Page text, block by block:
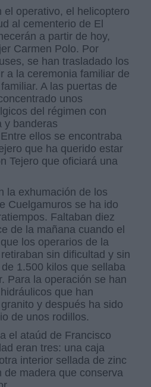
el operativo, el helicoptero
al cementerio de El
a partir de hoy,
Carmen Polo. Por
se han trasladado los
a la ceremonia familiar de
A las puertas de
unos
del régimen con
y banderas
ellos se encontraba
que ha querido estar
Tejero que oficiará una
la exhumación de los
Cuelgamuros se ha ido
Faltaban diez
de la mañana cuando el
los operarios de la
sin dificultad y sin
1.500 kilos que sellaba
Para la operación se han
que han
y después ha sido
de unos rodillos.
el ataúd de Francisco
eran tres: una caja
interior sellada de zinc
de madera que conserva